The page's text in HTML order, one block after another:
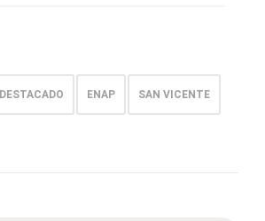
DESTACADO ENAP SAN VICENTE